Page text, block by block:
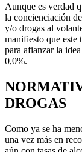
Aunque es verdad
la concienciación
y/o drogas al
manifiesto que este
para afianzar la
0,0%.
DROGAS
Como ya se ha
una vez más en